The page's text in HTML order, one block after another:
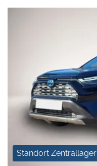
Standort Zentrallager